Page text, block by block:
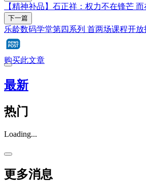
【精神补品】石正祥：权力不在锋芒
下一篇
乐龄数码学堂第四系列 首两场课程开放
购买此文章
最新
热门
Loading...
更多消息